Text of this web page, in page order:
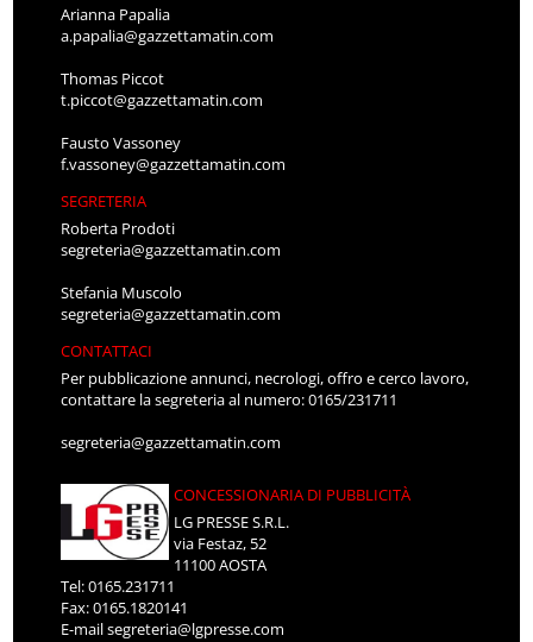
Arianna Papalia
a.papalia@gazzettamatin.com
Thomas Piccot
t.piccot@gazzettamatin.com
Fausto Vassoney
f.vassoney@gazzettamatin.com
SEGRETERIA
Roberta Prodoti
segreteria@gazzettamatin.com
Stefania Muscolo
segreteria@gazzettamatin.com
CONTATTACI
Per pubblicazione annunci, necrologi, offro e cerco lavoro,
contattare la segreteria al numero: 0165/231711
segreteria@gazzettamatin.com
CONCESSIONARIA DI PUBBLICITÀ
LG PRESSE S.R.L.
via Festaz, 52
11100 AOSTA
Tel: 0165.231711
Fax: 0165.1820141
E-mailsegreteria@lgpresse.com